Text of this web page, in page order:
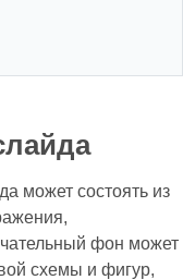
может состоять из
фон может
схемы и фигур,